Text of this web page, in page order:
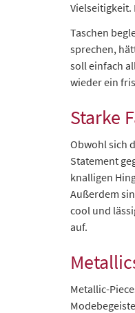
Taschen
sprechen,
soll einfach
wieder ein
Starke
Obwohl sich
Statement
knalligen
Außerdem
cool und
auf.
Metallic-